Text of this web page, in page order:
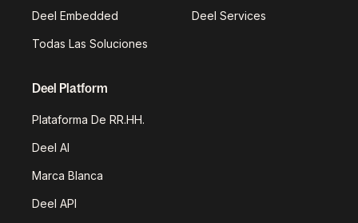
Deel Embedded Deel Services
Todas Las Soluciones
Deel Platform
Plataforma De RR.HH.
Deel AI
Marca Blanca
Deel API